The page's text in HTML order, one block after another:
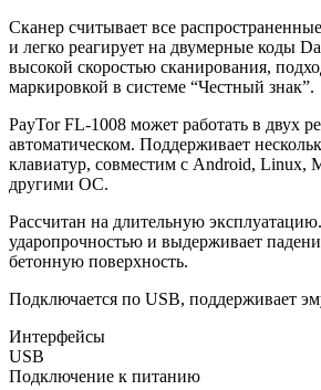
Сканер считывает все
и легко реагирует на двумерные коды
высокой скоростью сканирования,
маркировкой в системе “Честный знак”.
PayTor FL-1008 может работать в двух
автоматическом. Поддерживает
клавиатур, совместим с Android, Linux,
другими ОС.
Рассчитан на длительную
ударопрочностью и выдерживает
бетонную поверхность.
Подключается по USB, поддерживает
Интерфейсы
USB
Подключение к питанию